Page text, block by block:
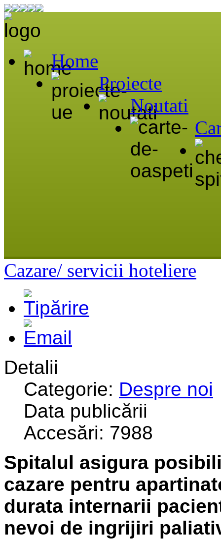
Home
Proiecte
Noutati
Cazare/ servicii hoteliere
Detalii
Categorie: Despre noi
Data publicării
Accesări: 7988
Spitalul asigura
cazare pentru
durata internarii
nevoi de ingrijiri